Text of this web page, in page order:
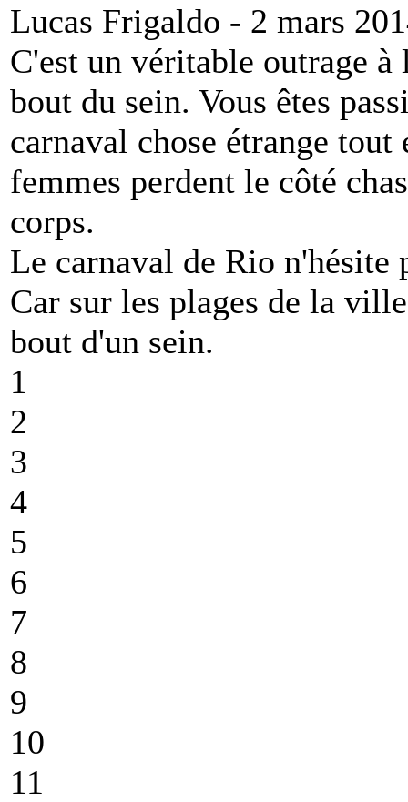
Lucas Frigaldo - 2 mars
C'est un véritable outrage
bout du sein. Vous êtes
carnaval chose étrange
femmes perdent le côté
corps.
Le carnaval de Rio n'hésite
Car sur les plages de la
bout d'un sein.
1
2
3
4
5
6
7
8
9
10
11